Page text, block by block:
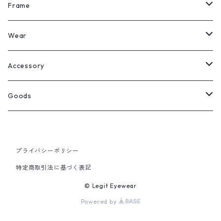
All
Legit Eyewear
Select
Frame
ボストン
ウェリントン
スクエア
ラウンド
Wear
All
Tee
Sewat
Accessory
Ring
Silver
Bracelet
Goods
Cap
プライバシーポリシー
特定商取引法に基づく表記
© Legit Eyewear
Powered by